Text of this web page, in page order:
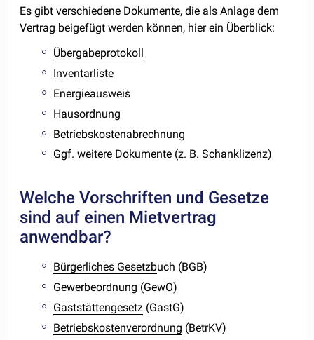
Es gibt verschiedene Dokumente, die als Anlage dem
Vertrag beigefügt werden können, hier ein Überblick:
Übergabeprotokoll
Inventarliste
Energieausweis
Hausordnung
Betriebskostenabrechnung
Ggf. weitere Dokumente (z. B. Schanklizenz)
Welche Vorschriften und Gesetze
sind auf einen Mietvertrag
anwendbar?
Bürgerliches Gesetzbuch (BGB)
Gewerbeordnung (GewO)
Gaststättengesetz (GastG)
Betriebskostenverordnung (BetrKV)